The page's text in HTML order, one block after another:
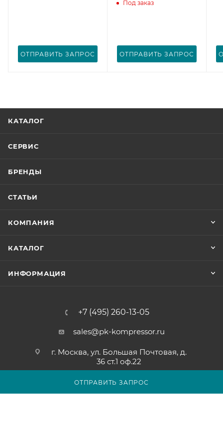
ОТПРАВИТЬ ЗАПРОС
ОТПРАВИТЬ ЗАПРОС
Под заказ
ОТПРАВИТЬ ЗАПРОС
КАТАЛОГ
СЕРВИС
БРЕНДЫ
СТАТЬИ
КОМПАНИЯ
КАТАЛОГ
ИНФОРМАЦИЯ
+7 (495) 260-13-05
sales@pk-kompressor.ru
г. Москва, ул. Большая Почтовая, д.
36 ст.1 оф.22